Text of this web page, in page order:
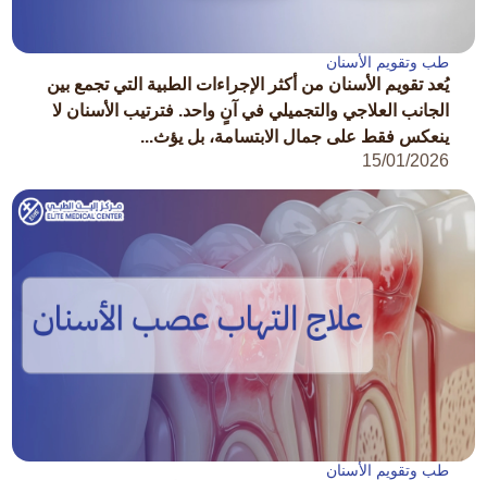
طب وتقويم الأسنان
يُعد تقويم الأسنان من أكثر الإجراءات الطبية التي تجمع بين
الجانب العلاجي والتجميلي في آنٍ واحد. فترتيب الأسنان لا
ينعكس فقط على جمال الابتسامة، بل يؤث...
15/01/2026
طب وتقويم الأسنان